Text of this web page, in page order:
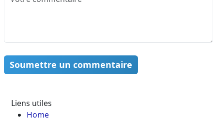
Soumettre un commentaire
Liens utiles
Home